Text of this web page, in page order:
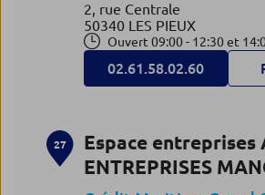
2, rue Centrale
50340 LES PIEUX
Ouvert 09:00 - 12:30 et
02.61.58.02.60
27
Espace entreprises
ENTREPRISES